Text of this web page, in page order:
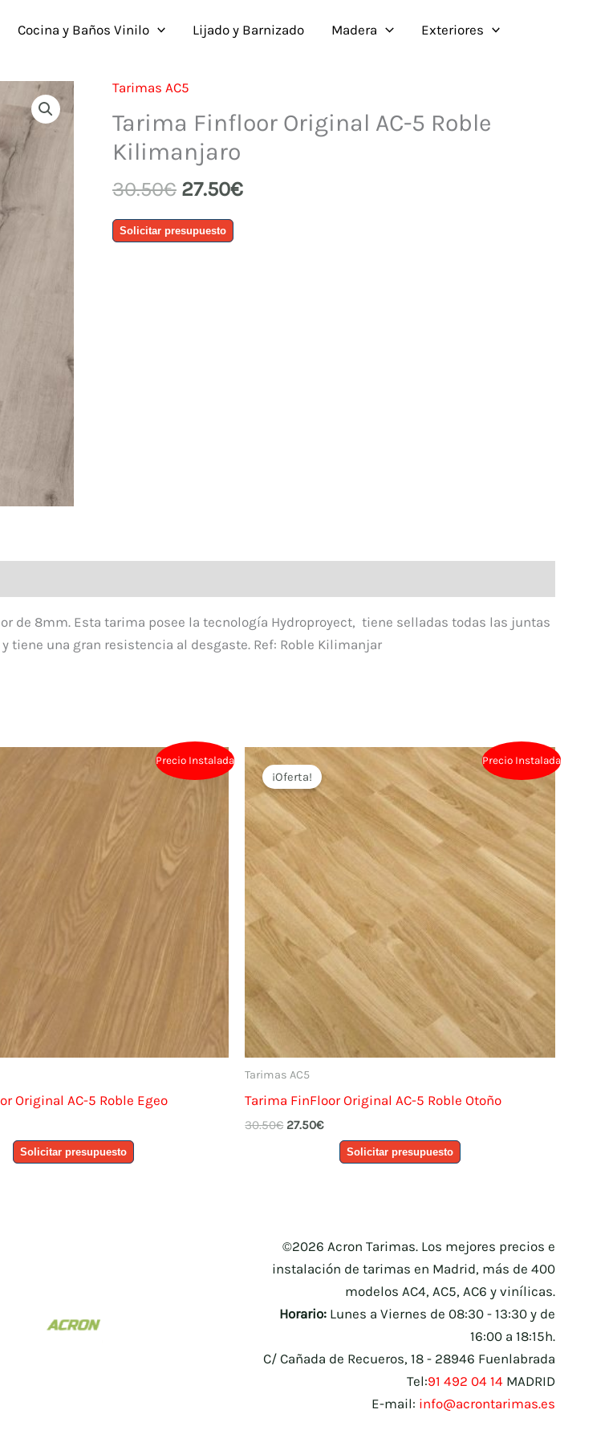
Cocina y Baños Vinilo Lijado y Barnizado Madera
Exteriores
Tarimas AC5
Tarima Finfloor Original AC-5 Roble
Kilimanjaro
30.50€ El
original
27.50€El
Tarima
Finfloor
Solicitar presupuesto
de 8mm. Esta tarima posee la tecnología Hydroproyect, tiene selladas todas las juntas
tiene una gran resistencia al desgaste. Ref: Roble Kilimanjar
Precio Instalada
Original AC-5 Roble Egeo
precio
actualSolicitar presupuesto
Precio Instalada
¡Oferta!
Tarimas AC5
Tarima FinFloor Original AC-5 Roble Otoño
30.50€ El
27.50€El
precio
actualSolicitar presupuesto
©2026 Acron Tarimas. Los mejores precios e
instalación de tarimas en Madrid, más de 400
modelos AC4, AC5, AC6 y vinílicas.
Horario:Lunes a Viernes de 08:30 - 13:30 y de
16:00 a 18:15h.
C/ Cañada de Recueros, 18 - 28946 Fuenlabrada
Tel:91 492 04 14 MADRID
E-mail: info@acrontarimas.es